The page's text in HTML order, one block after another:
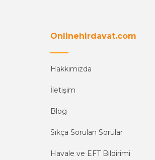
Onlinehirdavat.com
Hakkımızda
İletişim
Blog
Sıkça Sorulan Sorular
Havale ve EFT Bildirimi